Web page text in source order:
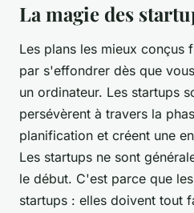
La magie des
Les plans les mieux conçus
par s'effondrer dès que
un ordinateur. Les startups
persévèrent à travers la
planification et créent une
Les startups ne sont
le début. C'est parce que
startups : elles doivent tout